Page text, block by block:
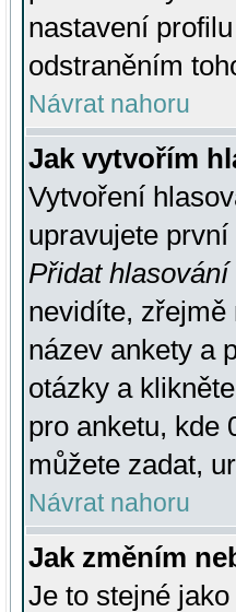
nastavení
odstraněním
Návrat nahoru
Jak vytvořím
Vytvoření
upravujete
Přidat hlasování
nevidíte, zřejmě
název ankety a
otázky a
pro anketu, kde
můžete zadat,
Návrat nahoru
Jak změním
Je to stejné